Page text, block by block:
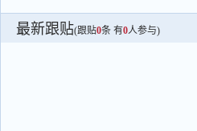
最新跟贴(跟贴0条 有0人参与)